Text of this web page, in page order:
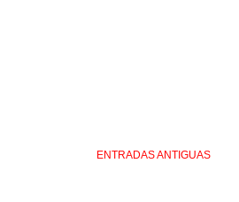
ENTRADAS ANTIGUAS